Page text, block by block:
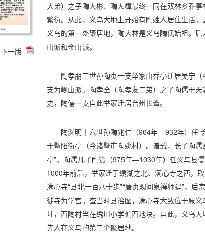
下一版
大弟）之子陶大彬、陶大樟最终一同在双林乡乔
繁衍。从此，义乌大地上开始有陶姓人居住生活
义乌的第一处聚居地，陶大林是义乌陶氏始祖。
山派和金山派。
陶孝朋三世孙陶贞一支举家由乔亭迁居吴宁
支为岘山派。陶孝全（陶孝友二弟）之子陶儒于
史，陶儒一支自此举家迁居台州长谭。
陶渊明十六世孙陶兆仁（904年—932年）任“
于暨阳街亭（今诸暨市陶姚村）。谱载，长子陶
亭”。陶濡儿子陶赞（975年—1030年）任义乌县
1000年前后，举家迁于绣湖之北、满心寺之西，取
满心寺“县北一百八十步”“唐贞观间泉禅师建”，
徙寺为学宫。查当时县治图，满心寺大致位于原
址，西陶村当在绣川小学偏西地块。自此，义乌
先人在义乌的第二个聚居地。